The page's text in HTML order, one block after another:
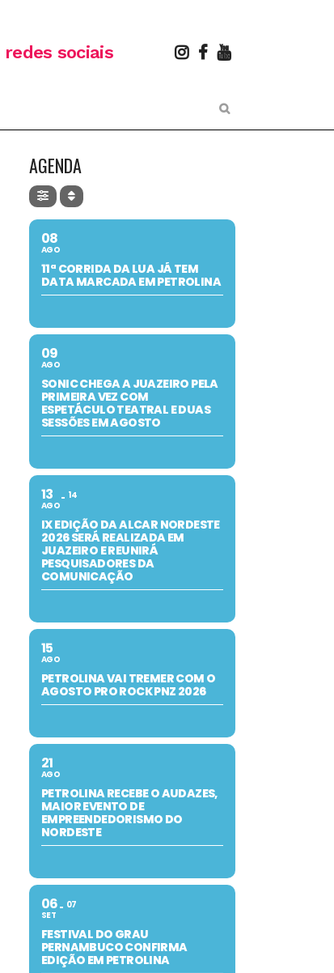
redes sociais
AGENDA
08
AGO
11ª CORRIDA DA LUA JÁ TEM
DATA MARCADA EM PETROLINA
09
AGO
SONIC CHEGA A JUAZEIRO PELA
PRIMEIRA VEZ COM
ESPETÁCULO TEATRAL E DUAS
SESSÕES EM AGOSTO
13
AGO
14
IX EDIÇÃO DA ALCAR NORDESTE
2026 SERÁ REALIZADA EM
JUAZEIRO E REUNIRÁ
PESQUISADORES DA
COMUNICAÇÃO
15
AGO
PETROLINA VAI TREMER COM O
AGOSTO PRO ROCK PNZ 2026
21
AGO
PETROLINA RECEBE O AUDAZES,
MAIOR EVENTO DE
EMPREENDEDORISMO DO
NORDESTE
06
SET
07
FESTIVAL DO GRAU
PERNAMBUCO CONFIRMA
EDIÇÃO EM PETROLINA